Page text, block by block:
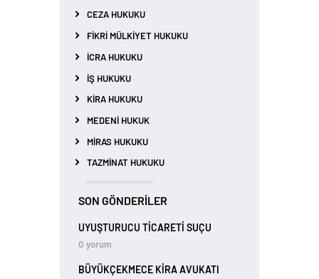
CEZA HUKUKU
FIKRI MÜLKIYET HUKUKU
İCRA HUKUKU
İŞ HUKUKU
KIRA HUKUKU
MEDENI HUKUK
MIRAS HUKUKU
TAZMINAT HUKUKU
SON GÖNDERILER
UYUŞTURUCU TİCARETİ SUÇU
0 yorum
BÜYÜKÇEKMECE KIRA AVUKATI